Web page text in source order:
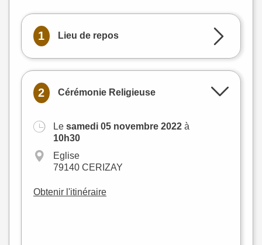
1 Lieu de repos
2 Cérémonie Religieuse
Le samedi 05 novembre 2022 à
10h30
Eglise
79140 CERIZAY
Obtenir l'itinéraire